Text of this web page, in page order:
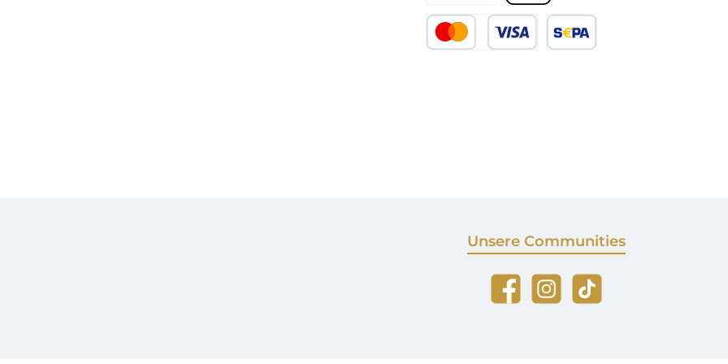
Später bezahlenApple Pay
Unsere Communities
FacebookInstagram
TikTok